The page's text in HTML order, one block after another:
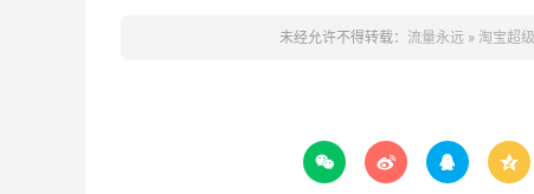
未经允许不得转载： 流量永远 » 淘宝超
   